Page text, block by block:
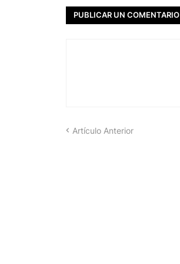
PUBLICAR UN COMENTARIO
Artículo Anterior